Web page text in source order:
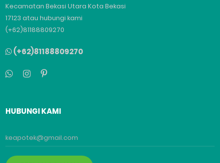
Kecamatan Bekasi Utara Kota Bekasi
17123 atau hubungi kami
(+62)81188809270
(+62)81188809270
HUBUNGI KAMI